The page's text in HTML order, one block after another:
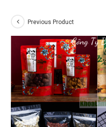
Previous Product